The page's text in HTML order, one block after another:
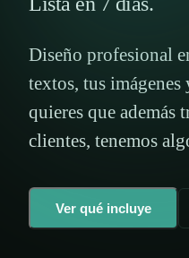
Diseño profesional
textos, tus
quieres que además
clientes, tenemos
Ver qué incluye